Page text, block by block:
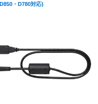
・D780対応)